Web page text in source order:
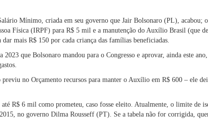
Mínimo, criada em seu governo que Jair Bolsonaro (PL), acabou; o
Física (IRPF) para R$ 5 mil e a manutenção do Auxílio Brasil (que
mais R$ 150 por cada criança das famílias beneficiadas.
que Bolsonaro mandou para o Congresso e aprovar, ainda este
no Orçamento recursos para manter o Auxílio em R$ 600 – ele
R$ 6 mil como prometeu, caso fosse eleito. Atualmente, o limite de
no governo Dilma Rousseff (PT). Se a tabela não for corrigida,